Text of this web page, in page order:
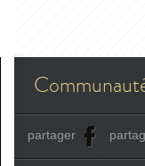
partager